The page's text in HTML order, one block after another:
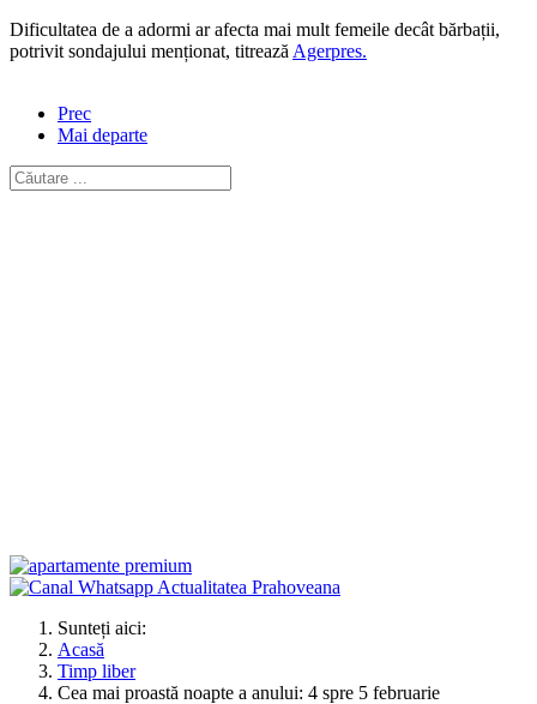
Dificultatea de a adormi ar afecta mai mult femeile decât bărbații,
potrivit sondajului menționat, titrează Agerpres.
Prec
Mai departe
Sunteți aici:
Acasă
Timp liber
Cea mai proastă noapte a anului: 4 spre 5 februarie